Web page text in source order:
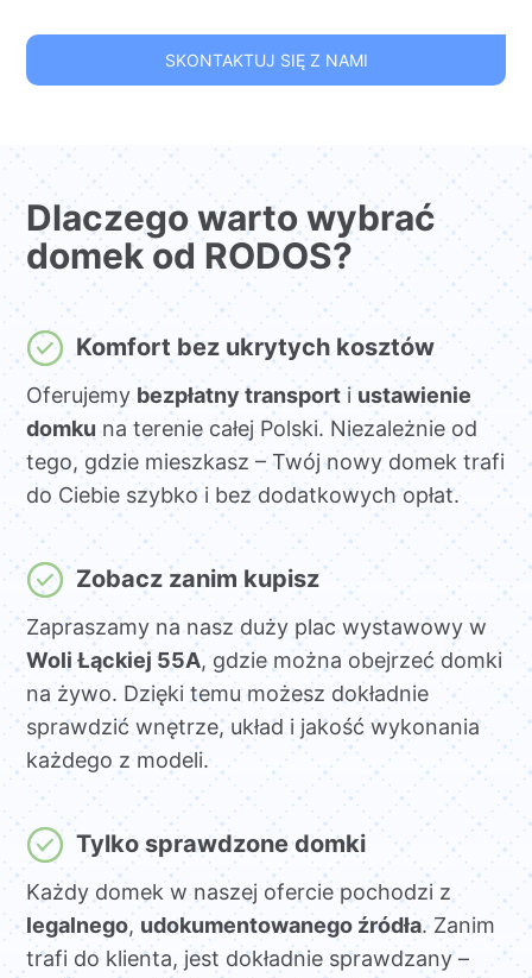
SKONTAKTUJ SIĘ Z NAMI
Dlaczego warto wybrać
domek od RODOS?
Komfort bez ukrytych kosztów
Oferujemybezpłatny transporti ustawienie
domkuna terenie całej Polski. Niezależnie od
tego, gdzie mieszkasz – Twój nowy domek trafi
do Ciebie szybko i bez dodatkowych opłat.
Zobacz zanim kupisz
Zapraszamy na nasz duży plac wystawowy w
Woli Łąckiej 55A, gdzie można obejrzeć domki
na żywo. Dzięki temu możesz dokładnie
sprawdzić wnętrze, układ i jakość wykonania
każdego z modeli.
Tylko sprawdzone domki
Każdy domek w naszej ofercie pochodzi z
legalnego, udokumentowanego źródła. Zanim
trafi do klienta, jest dokładnie sprawdzany –